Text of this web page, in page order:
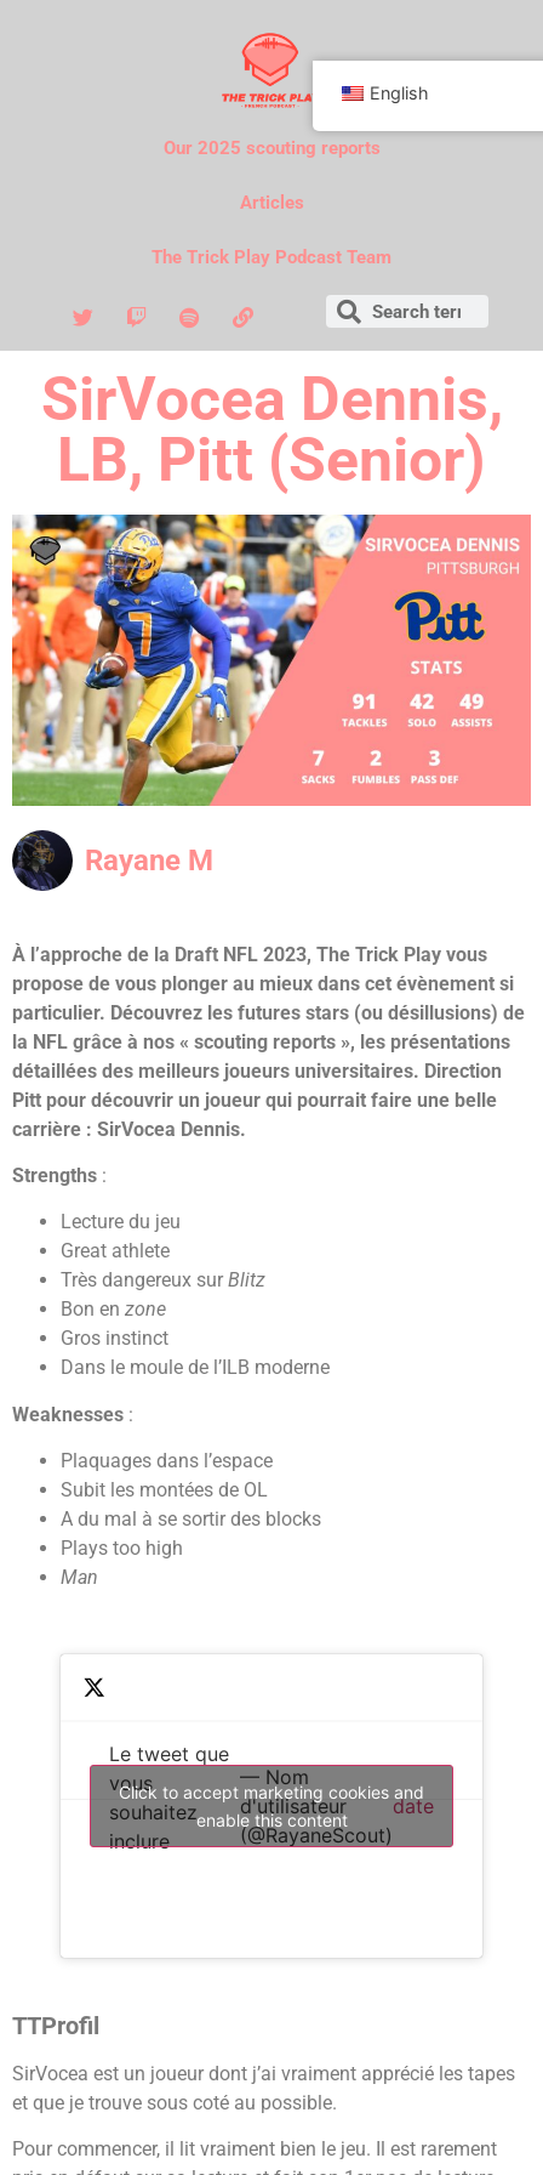
Our 2025 scouting reports
Articles
The Trick Play Podcast Team
SirVocea Dennis,
LB, Pitt (Senior)
Rayane M
À l’approche de la Draft NFL 2023, The Trick Play vous
propose de vous plonger au mieux dans cet évènement si
particulier. Découvrez les futures stars (ou désillusions) de
la NFL grâce à nos « scouting reports », les présentations
détaillées des meilleurs joueurs universitaires. Direction
Pitt pour découvrir un joueur qui pourrait faire une belle
carrière : SirVocea Dennis.
Strengths :
Lecture du jeu
Great athlete
Très dangereux sur Blitz
Bon en zone
Gros instinct
Dans le moule de l’ILB moderne
Weaknesses :
Plaquages dans l’espace
Subit les montées de OL
A du mal à se sortir des blocks
Plays too high
Man
Le tweet que
vous
souhaitez
inclure
— Nom
d'utilisateur
(@RayaneScout)
date
Click to accept marketing cookies and
enable this content
TTProfil
SirVocea est un joueur dont j’ai vraiment apprécié les tapes
et que je trouve sous coté au possible.
Pour commencer, il lit vraiment bien le jeu. Il est rarement
English